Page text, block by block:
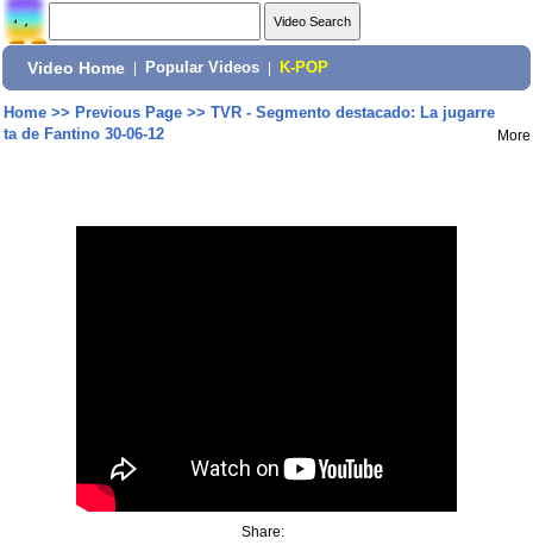
Video Home Popular Videos K-POP
Home>> Previous Page>> TVR - Segmento destacado: La jugarre
ta de Fantino 30-06-12
More
Share: